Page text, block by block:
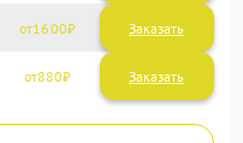
1600
880